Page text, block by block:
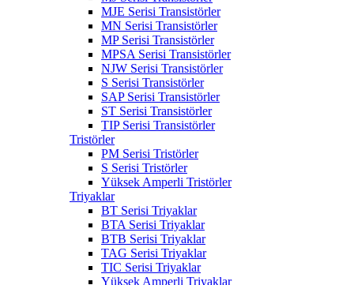
MJE Serisi Transistörler
MN Serisi Transistörler
MP Serisi Transistörler
MPSA Serisi Transistörler
NJW Serisi Transistörler
S Serisi Transistörler
SAP Serisi Transistörler
ST Serisi Transistörler
TIP Serisi Transistörler
Tristörler
PM Serisi Tristörler
S Serisi Tristörler
Yüksek Amperli Tristörler
Triyaklar
BT Serisi Triyaklar
BTA Serisi Triyaklar
BTB Serisi Triyaklar
TAG Serisi Triyaklar
TIC Serisi Triyaklar
Yüksek Amperli Triyaklar